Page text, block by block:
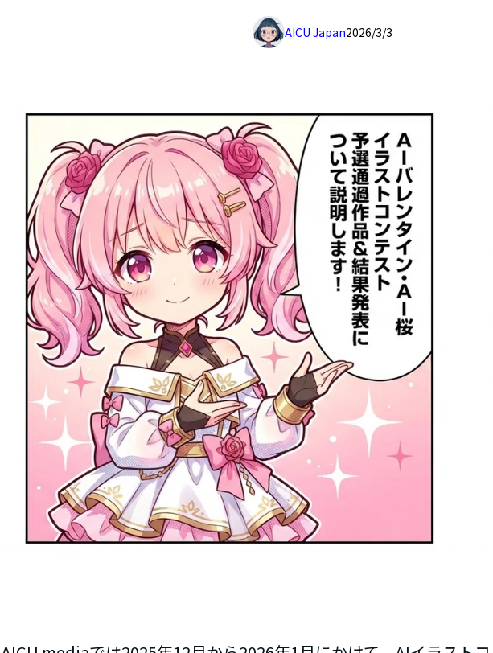
2026/3/3
AICU Japan